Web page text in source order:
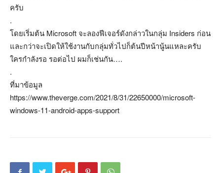
ครับ
.
โดยเริ่มต้น Microsoft จะลองฟีเจอร์ดังกล่าวในกลุ่ม Insiders ก่อน
และกว่าจะเปิดให้ใช้งานกับกลุ่มทั่วไปก็ต้นปีหน้านู้นแหละครับ
ใครกำลังรอ รอต่อไป ผมก็เช่นกัน….
.
ที่มาข้อมูล
https://www.theverge.com/2021/8/31/22650000/microsoft-
windows-11-android-apps-support